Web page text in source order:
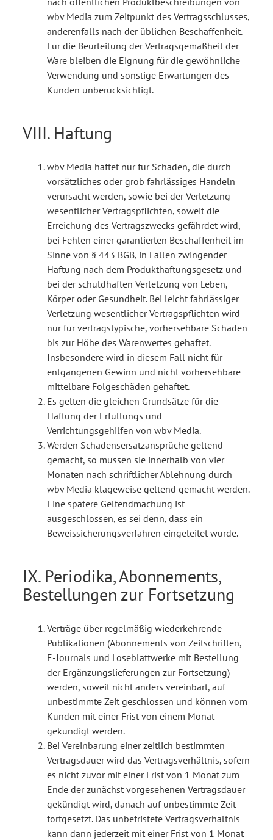
wbv Media zum Zeitpunkt des Vertragsschlusses,
anderenfalls nach der üblichen Beschaffenheit.
Für die Beurteilung der Vertragsgemäßheit der
Ware bleiben die Eignung für die gewöhnliche
Verwendung und sonstige Erwartungen des
Kunden unberücksichtigt.
VIII. Haftung
wbv Media haftet nur für Schäden, die durch
vorsätzliches oder grob fahrlässiges Handeln
verursacht werden, sowie bei der Verletzung
wesentlicher Vertragspflichten, soweit die
Erreichung des Vertragszwecks gefährdet wird,
bei Fehlen einer garantierten Beschaffenheit im
Sinne von § 443 BGB, in Fällen zwingender
Haftung nach dem Produkthaftungsgesetz und
bei der schuldhaften Verletzung von Leben,
Körper oder Gesundheit. Bei leicht fahrlässiger
Verletzung wesentlicher Vertragspflichten wird
nur für vertragstypische, vorhersehbare Schäden
bis zur Höhe des Warenwertes gehaftet.
Insbesondere wird in diesem Fall nicht für
entgangenen Gewinn und nicht vorhersehbare
mittelbare Folgeschäden gehaftet.
Es gelten die gleichen Grundsätze für die
Haftung der Erfüllungs und
Verrichtungsgehilfen von wbv Media.
Werden Schadensersatzansprüche geltend
gemacht, so müssen sie innerhalb von vier
Monaten nach schriftlicher Ablehnung durch
wbv Media klageweise geltend gemacht werden.
Eine spätere Geltendmachung ist
ausgeschlossen, es sei denn, dass ein
Beweissicherungsverfahren eingeleitet wurde.
IX. Periodika, Abonnements,
Bestellungen zur Fortsetzung
Verträge über regelmäßig wiederkehrende
Publikationen (Abonnements von Zeitschriften,
E-Journals und Loseblattwerke mit Bestellung
der Ergänzungslieferungen zur Fortsetzung)
werden, soweit nicht anders vereinbart, auf
unbestimmte Zeit geschlossen und können vom
Kunden mit einer Frist von einem Monat
gekündigt werden.
Bei Vereinbarung einer zeitlich bestimmten
Vertragsdauer wird das Vertragsverhältnis, sofern
es nicht zuvor mit einer Frist von 1 Monat zum
Ende der zunächst vorgesehenen Vertragsdauer
gekündigt wird, danach auf unbestimmte Zeit
fortgesetzt. Das unbefristete Vertragsverhältnis
kann dann jederzeit mit einer Frist von 1 Monat